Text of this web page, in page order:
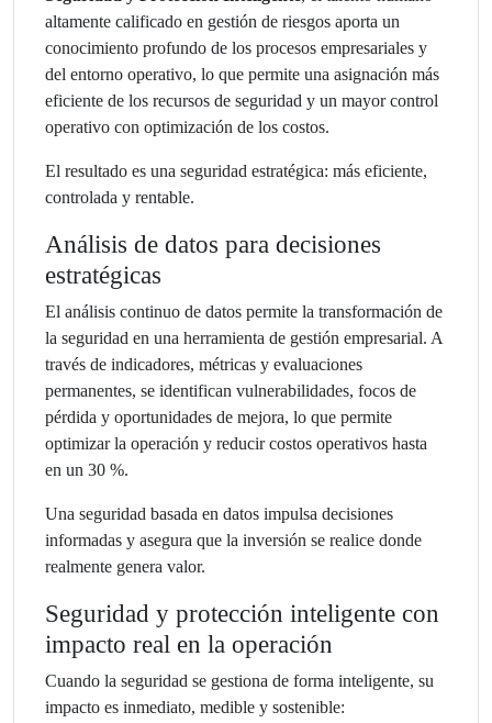
altamente calificado en gestión de riesgos aporta un
conocimiento profundo de los procesos empresariales y
del entorno operativo, lo que permite una asignación más
eficiente de los recursos de seguridad y un mayor control
operativo con optimización de los costos.
El resultado es una seguridad estratégica: más eficiente,
controlada y rentable.
Análisis de datos para decisiones
estratégicas
El análisis continuo de datos permite la transformación de
la seguridad en una herramienta de gestión empresarial. A
través de indicadores, métricas y evaluaciones
permanentes, se identifican vulnerabilidades, focos de
pérdida y oportunidades de mejora, lo que permite
optimizar la operación y reducir costos operativos hasta
en un 30 %.
Una seguridad basada en datos impulsa decisiones
informadas y asegura que la inversión se realice donde
realmente genera valor.
Seguridad y protección inteligente con
impacto real en la operación
Cuando la seguridad se gestiona de forma inteligente, su
impacto es inmediato, medible y sostenible: